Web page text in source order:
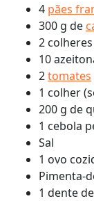
4 pães
300 g de
2
10
2tomates
1 colher
200 g de
1 cebola
Sal
1 ovo
Pimenta-
1 dente